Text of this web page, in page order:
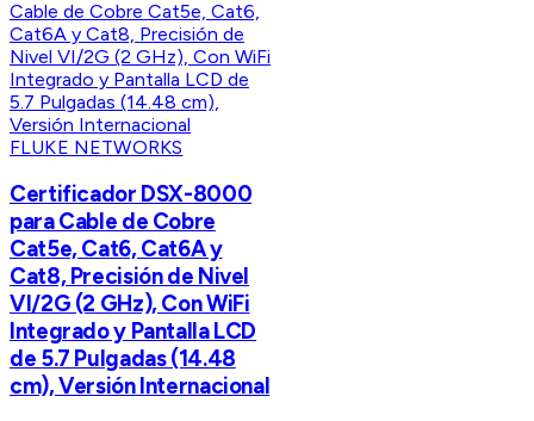
FLUKE NETWORKS
Certificador DSX-8000
para Cable de Cobre
Cat5e, Cat6, Cat6A y
Cat8, Precisión de Nivel
VI/2G (2 GHz), Con WiFi
Integrado y Pantalla LCD
de 5.7 Pulgadas (14.48
cm), Versión Internacional